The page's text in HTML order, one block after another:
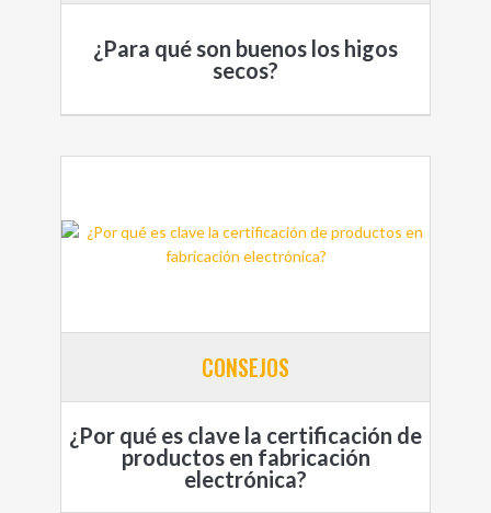
¿Para qué son buenos los higos
secos?
CONSEJOS
¿Por qué es clave la certificación de
productos en fabricación
electrónica?